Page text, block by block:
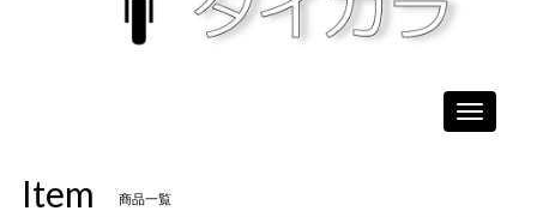
Toggle
Item 商品一覧